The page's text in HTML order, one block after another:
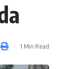
1 Min Read